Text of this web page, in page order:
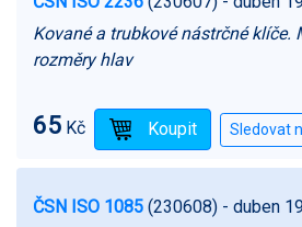
Kované a trubkové nástrčné klíče.
rozměry hlav
65 Kč
ČSN ISO 1085 (230608) - duben